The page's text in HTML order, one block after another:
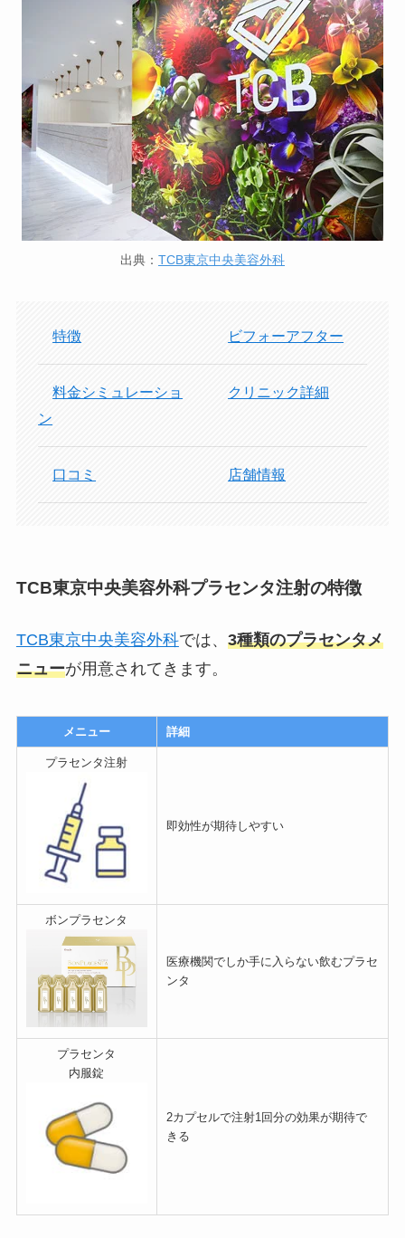
出典： TCB東京中央美容外科
特徴 ビフォーアフター
料金シミュレーショ
ン
クリニック詳細
口コミ 店舗情報
TCB東京中央美容外科プラセンタ注射の特徴
TCB東京中央美容外科では、 3種類のプラセンタメ
ニューが用意されてきます。
メニュー 詳細
プラセンタ注射
即効性が期待しやすい
ボンプラセンタ
医療機関でしか手に入らない飲むプラセ
ンタ
プラセンタ
内服錠
2カプセルで注射1回分の効果が期待で
きる